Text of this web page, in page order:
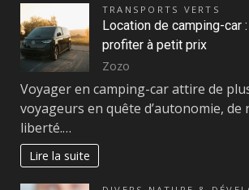
TRANSPORTS VERTS
Location de camping-car
profiter à petit prix
Zozo
Voyager en camping-car attire de
voyageurs en quête d’autonomie, de
liberté.…
Lire la suite